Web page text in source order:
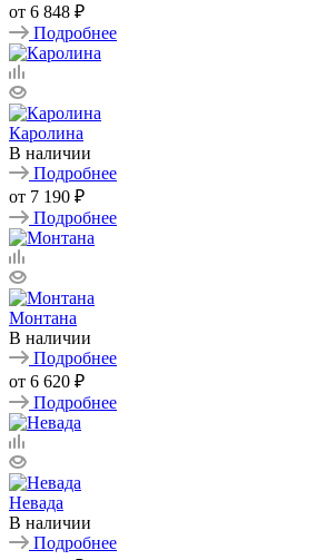
от 6 848 ₽
Подробнее
Каролина
В наличии
Подробнее
от 7 190 ₽
Подробнее
Монтана
В наличии
Подробнее
от 6 620 ₽
Подробнее
Невада
В наличии
Подробнее